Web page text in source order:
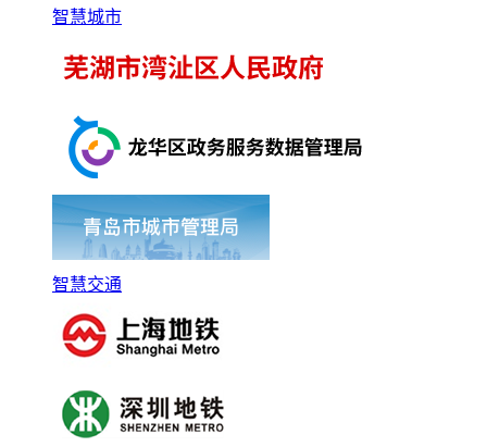
智慧城市
智慧交通